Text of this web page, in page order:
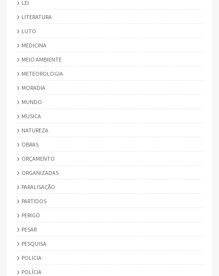
LEI
LITERATURA
LUTO
MEDICINA
MEIO AMBIENTE
METEOROLOGIA
MORADIA
MUNDO
MUSICA
NATUREZA
OBRAS
ORÇAMENTO
ORGANIZADAS
PARALISAÇÃO
PARTIDOS
PERIGO
PESAR
PESQUISA
POLICIA
POLÍCIA